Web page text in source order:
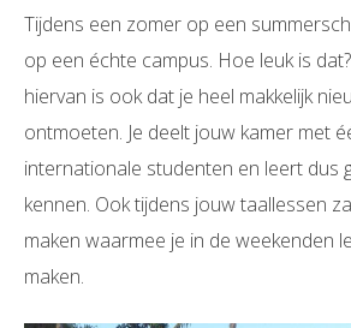
Tijdens een zomer op een
op een échte campus. Hoe leuk is
hiervan is ook dat je heel makkelijk
ontmoeten. Je deelt jouw kamer met
internationale studenten en leert dus
kennen. Ook tijdens jouw taallessen
maken waarmee je in de weekenden
maken.